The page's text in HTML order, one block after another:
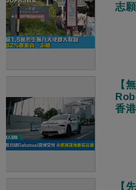
志願
【
香
【